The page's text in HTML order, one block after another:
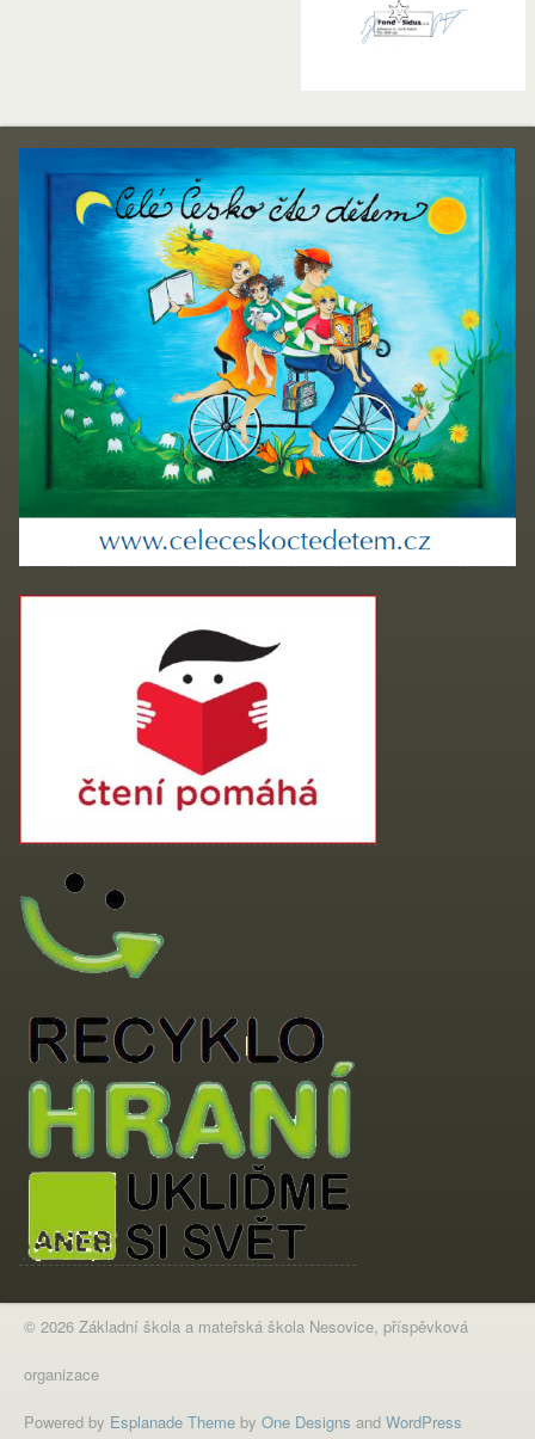
© 2026 Základní škola a mateřská škola Nesovice, příspěvková
organizace
Powered by Esplanade Theme by One Designs and WordPress